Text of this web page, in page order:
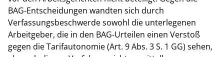
BAG-Entscheidungen wandten sich durch
Verfassungsbeschwerde sowohl die unterlegenen
Arbeitgeber, die in den BAG-Urteilen einen Verstoß
gegen die Tarifautonomie (Art. 9 Abs. 3 S. 1 GG) sehen,